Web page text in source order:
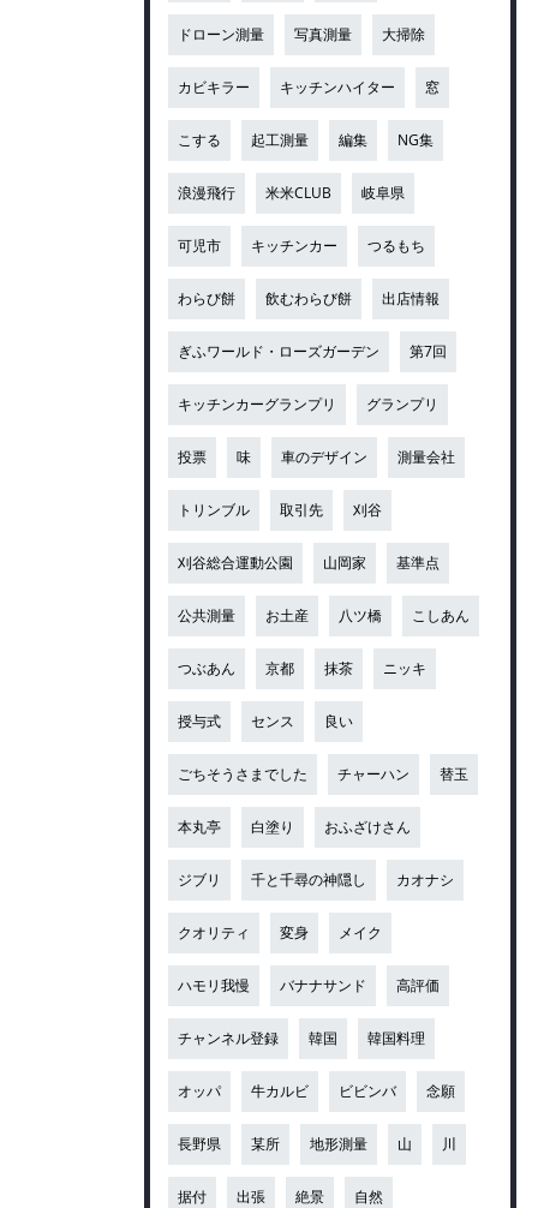
ドローン測量 写真測量 大掃除
カビキラー キッチンハイター 窓
こする 起工測量 編集 NG集
浪漫飛行 米米CLUB 岐阜県
可児市 キッチンカー つるもち
わらび餅 飲むわらび餅 出店情報
ぎふワールド・ローズガーデン 第7回
キッチンカーグランプリ グランプリ
投票 味 車のデザイン 測量会社
トリンブル 取引先 刈谷
刈谷総合運動公園 山岡家 基準点
公共測量 お土産 八ツ橋 こしあん
つぶあん 京都 抹茶 ニッキ
授与式 センス 良い
ごちそうさまでした チャーハン 替玉
本丸亭 白塗り おふざけさん
ジブリ 千と千尋の神隠し カオナシ
クオリティ 変身 メイク
ハモリ我慢 バナナサンド 高評価
チャンネル登録 韓国 韓国料理
オッパ 牛カルビ ビビンバ 念願
長野県 某所 地形測量 山 川
据付 出張 絶景 自然